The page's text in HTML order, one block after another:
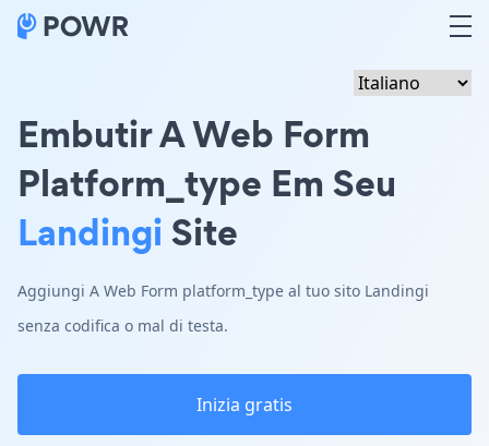
Embutir A Web Form
Platform_type Em Seu
LandingiSite
Aggiungi A Web Form platform_type al tuo sito Landingi
senza codifica o mal di testa.
Inizia gratis